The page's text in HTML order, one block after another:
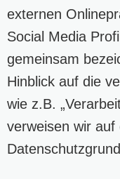
externen
Social Media
gemeinsam
Hinblick auf die
wie z.B.
verweisen wir